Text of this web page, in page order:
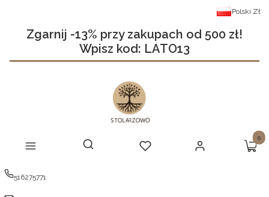
Polski Zł
Zgarnij -13% przy zakupach od 500 zł!
Wpisz kod: LATO13
Menu Otwórz wyszukiwarkę
Szukaj Ulubione Zaloguj się
516275771